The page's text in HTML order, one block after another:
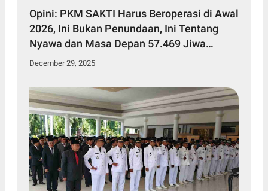
Opini: PKM SAKTI Harus Beroperasi di Awal
2026, Ini Bukan Penundaan, Ini Tentang
Nyawa dan Masa Depan 57.469 Jiwa
Penduduk Kecamatan Sakra Timur
December 29, 2025